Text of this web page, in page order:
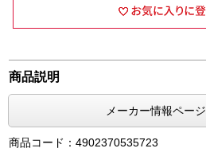
商品説明
メーカー情報ペー
商品コード：4902370535723